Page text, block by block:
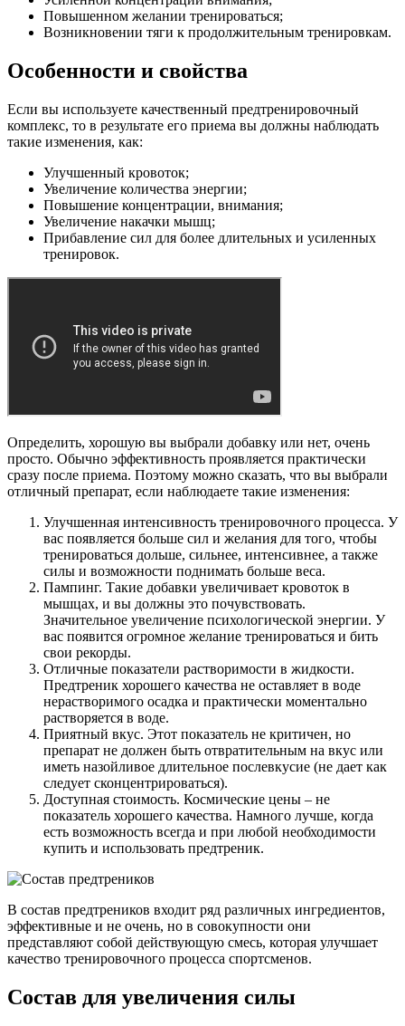
Повышенном желании тренироваться;
Возникновении тяги к продолжительным тренировкам.
Особенности и свойства
Если вы используете качественный предтренировочный
комплекс, то в результате его приема вы должны наблюдать
такие изменения, как:
Улучшенный кровоток;
Увеличение количества энергии;
Повышение концентрации, внимания;
Увеличение накачки мышц;
Прибавление сил для более длительных и усиленных
тренировок.
Определить, хорошую вы выбрали добавку или нет, очень
просто. Обычно эффективность проявляется практически
сразу после приема. Поэтому можно сказать, что вы выбрали
отличный препарат, если наблюдаете такие изменения:
Улучшенная интенсивность тренировочного процесса. У
вас появляется больше сил и желания для того, чтобы
тренироваться дольше, сильнее, интенсивнее, а также
силы и возможности поднимать больше веса.
Пампинг. Такие добавки увеличивает кровоток в
мышцах, и вы должны это почувствовать.
Значительное увеличение психологической энергии. У
вас появится огромное желание тренироваться и бить
свои рекорды.
Отличные показатели растворимости в жидкости.
Предтреник хорошего качества не оставляет в воде
нерастворимого осадка и практически моментально
растворяется в воде.
Приятный вкус. Этот показатель не критичен, но
препарат не должен быть отвратительным на вкус или
иметь назойливое длительное послевкусие (не дает как
следует сконцентрироваться).
Доступная стоимость. Космические цены – не
показатель хорошего качества. Намного лучше, когда
есть возможность всегда и при любой необходимости
купить и использовать предтреник.
В состав предтреников входит ряд различных ингредиентов,
эффективные и не очень, но в совокупности они
представляют собой действующую смесь, которая улучшает
качество тренировочного процесса спортсменов.
Состав для увеличения силы